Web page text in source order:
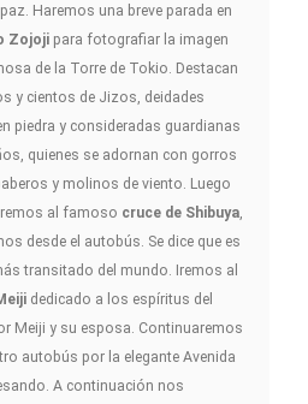
paz. Haremos una breve parada en
Zojoji para fotografiar la imagen
de la Torre de Tokio. Destacan
y cientos de Jizos, deidades
piedra y consideradas guardianas
quienes se adornan con gorros
y molinos de viento. Luego
al famoso cruce de Shibuya
desde el autobús. Se dice que es
transitado del mundo. Iremos al
dedicado a los espíritus del
Meiji y su esposa. Continuaremos
autobús por la elegante Avenida
A continuación nos